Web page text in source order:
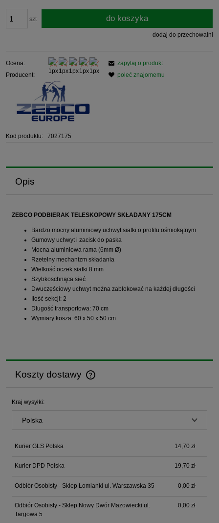
szt do koszyka
dodaj do przechowalni
Ocena:
Producent:
Kod produktu: 7027175
zapytaj o produkt
poleć znajomemu
Opis
ZEBCO PODBIERAK TELESKOPOWY SKŁADANY 175CM
Bardzo mocny aluminiowy uchwyt siatki o profilu ośmiokątnym
Gumowy uchwyt i zacisk do paska
Mocna aluminiowa rama (6mm Ø)
Rzetelny mechanizm składania
Wielkość oczek siatki 8 mm
Szybkoschnąca sieć
Dwuczęściowy uchwyt można zablokować na każdej długości
Ilość sekcji: 2
Długość transportowa: 70 cm
Wymiary kosza: 60 x 50 x 50 cm
Koszty dostawy
Cena nie zawiera ewentualnych kosztów płatności
Kraj wysyłki:
Kurier GLS Polska 14,70 zł
Kurier DPD Polska 19,70 zł
Odbiór Osobisty - Sklep Łomianki ul. Warszawska 35 0,00 zł
Odbiór Osobisty - Sklep Nowy Dwór Mazowiecki ul.
Targowa 5
0,00 zł